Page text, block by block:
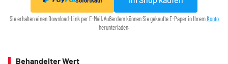
Sie erhalten einen Download-Link per E-Mail. Außerdem können Sie gekaufte E-Paper in Ihrem Konto
herunterladen.
Behandelter Wert